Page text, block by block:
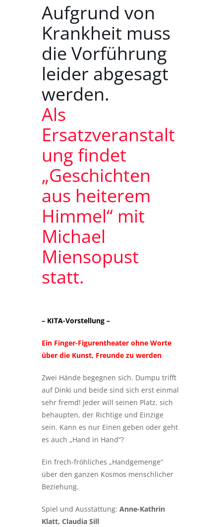
Aufgrund von
Krankheit muss
die Vorführung
leider abgesagt
werden.
Als
Ersatzveranstalt
ung findet
„Geschichten
aus heiterem
Himmel“ mit
Michael
Miensopust
statt.
– KITA-Vorstellung –
Ein Finger-Figurentheater ohne Worte
über die Kunst, Freunde zu werden
Zwei Hände begegnen sich. Dumpu trifft
auf Dinki und beide sind sich erst einmal
sehr fremd! Jeder will seinen Platz, sich
behaupten, der Richtige und Einzige
sein. Kann es nur Einen geben oder geht
es auch „Hand in Hand“?
Ein frech-fröhliches „Handgemenge“
über den ganzen Kosmos menschlicher
Beziehung.
Spiel und Ausstattung: Anne-Kathrin
Klatt, Claudia Sill